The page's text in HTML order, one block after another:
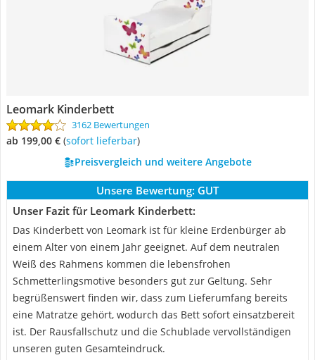
Leomark Kinderbett
3162 Bewertungen
ab 199,00 € ( Sofort lieferbar)
Preisvergleich und weitere Angebote
Unsere Bewertung: GUT
Unser Fazit für Leomark Kinderbett:
Das Kinderbett von Leomark ist für kleine Erdenbürger ab
einem Alter von einem Jahr geeignet. Auf dem neutralen
Weiß des Rahmens kommen die lebensfrohen
Schmetterlingsmotive besonders gut zur Geltung. Sehr
begrüßenswert finden wir, dass zum Lieferumfang bereits
eine Matratze gehört, wodurch das Bett sofort einsatzbereit
ist. Der Rausfallschutz und die Schublade vervollständigen
unseren guten Gesamteindruck.